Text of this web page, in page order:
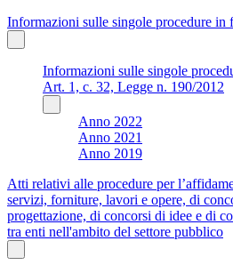
Informazioni sulle singole procedure in
Informazioni sulle singole
Art. 1, c. 32, Legge n. 190/2012
Anno 2022
Anno 2021
Anno 2019
Atti relativi alle procedure per
servizi, forniture, lavori e opere, di
progettazione, di concorsi di idee e di
tra enti nell'ambito del settore pubblico